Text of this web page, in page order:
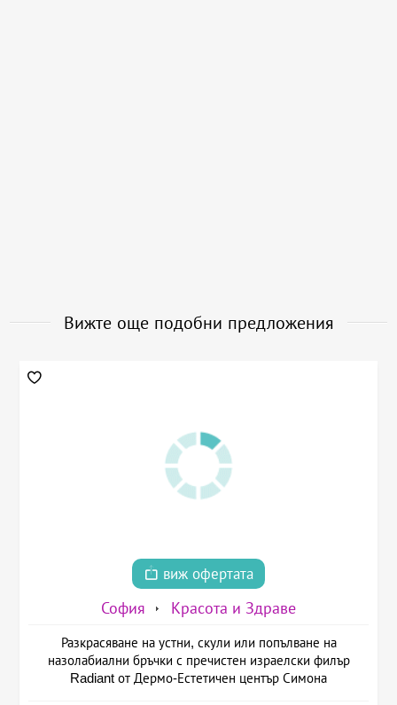
Вижте още подобни предложения
виж офертата
София Красота и Здраве
Разкрасяване на устни, скули или попълване на
назолабиални бръчки с пречистен израелски филър
Radiant от Дермо-Естетичен център Симона